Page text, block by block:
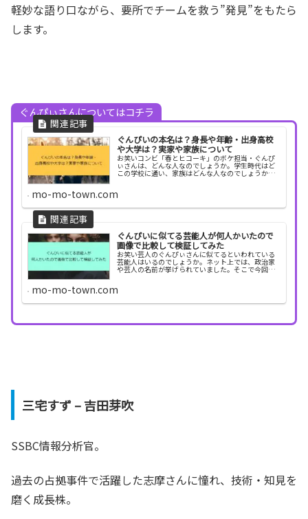
軽妙な語り口ながら、要所でチームを救う”発見”をもたら
します。
ぐんぴぃさんについてはコチラ
ぐんぴいの本名は？身長や年齢・出身高校
や大学は？実家や家族について
お笑いコンビ「春とヒコーキ」のボケ担当・ぐんぴ
ぃさんは、どんな人なのでしょうか。学生時代はど
この学校に通い、家族はどんな人なのでしょうか。
校、名前の由...
mo-mo-town.com
ぐんぴいに似てる芸能人が何人かいたので
画像で比較して検証してみた
お笑い芸人のぐんぴぃさんに似てるといわれている
芸能人はいるのでしょうか。ネット上では、政治家
や芸人の名前が挙げられていました。そこで今回
は、ぐんぴぃさんに似てる芸能人を画像で比較検証
て検証 ぐん...
mo-mo-town.com
三宅すず – 吉田芽吹
SSBC情報分析官。
過去の占拠事件で活躍した志摩さんに憧れ、技術・知見を
磨く成長株。